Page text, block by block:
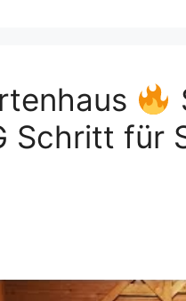
Schritt für